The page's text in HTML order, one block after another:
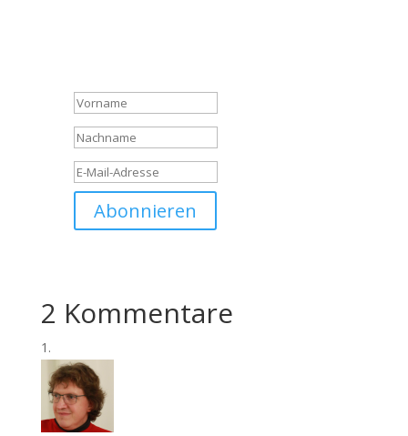
Abonnieren
2 Kommentare